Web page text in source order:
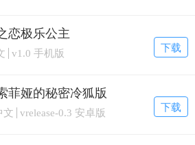
恋极乐公主
v1.0 手机版 下载
菲娅的秘密冷狐版
文 vrelease-0.3 安卓版 下载